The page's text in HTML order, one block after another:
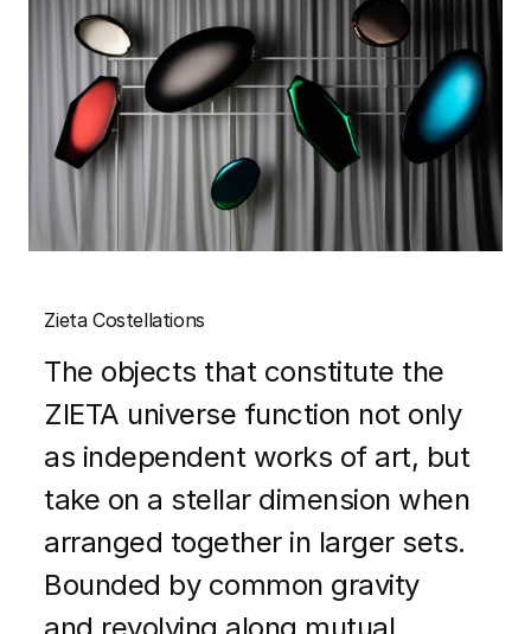
Zieta Costellations
The objects that constitute the
ZIETA universe function not only
as independent works of art, but
take on a stellar dimension when
arranged together in larger sets.
Bounded by common gravity